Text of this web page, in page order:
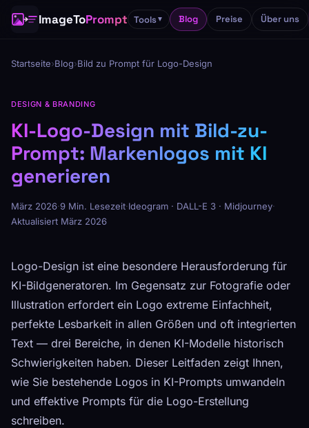
ImageToPrompt Tools▼ Blog Preise Über uns
Startseite›Blog›Bild zu Prompt für Logo-Design
DESIGN & BRANDING
KI-Logo-Design mit Bild-zu-
Prompt: Markenlogos mit KI
generieren
März 2026·9 Min. Lesezeit·Ideogram · DALL-E 3 · Midjourney·
Aktualisiert März 2026
Logo-Design ist eine besondere Herausforderung für
KI-Bildgeneratoren. Im Gegensatz zur Fotografie oder
Illustration erfordert ein Logo extreme Einfachheit,
perfekte Lesbarkeit in allen Größen und oft integrierten
Text — drei Bereiche, in denen KI-Modelle historisch
Schwierigkeiten haben. Dieser Leitfaden zeigt Ihnen,
wie Sie bestehende Logos in KI-Prompts umwandeln
und effektive Prompts für die Logo-Erstellung
schreiben.